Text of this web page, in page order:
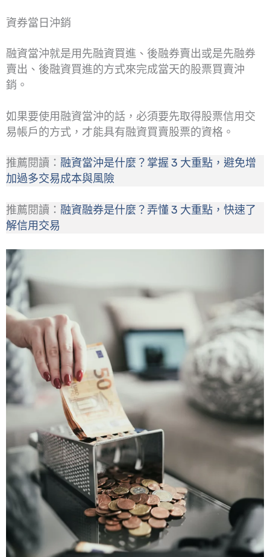
資券當日沖銷
融資當沖就是用先融資買進、後融券賣出或是先融券
賣出、後融資買進的方式來完成當天的股票買賣沖
銷。
如果要使用融資當沖的話，必須要先取得股票信用交
易帳戶的方式，才能具有融資買賣股票的資格。
推薦閱讀： 融資當沖是什麼？掌握 3 大重點，避免增
加過多交易成本與風險
推薦閱讀： 融資融券是什麼？弄懂 3 大重點，快速了
解信用交易